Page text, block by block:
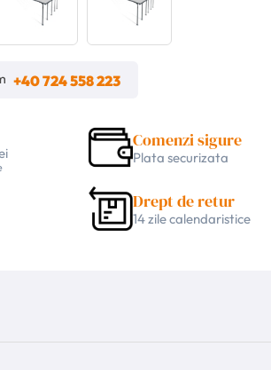
+40 724 558 223
Comenzi sigure
Plata securizata
Drept de retur
14 zile calendaristice